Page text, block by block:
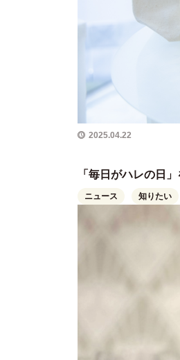
2025.04.22
「毎日がハレの日
ニュース 知りたい